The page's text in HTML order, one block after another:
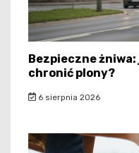
Bezpieczne
chronić plony?
6 sierpnia 2026